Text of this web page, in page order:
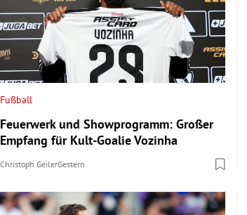
Fußball
Feuerwerk und Showprogramm: Großer
Empfang für Kult-Goalie Vozinha
Christoph GeilerGestern